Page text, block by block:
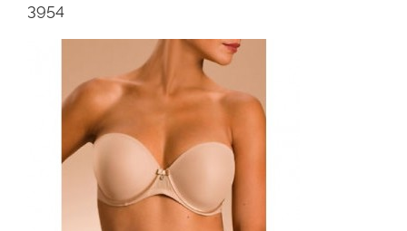
3954